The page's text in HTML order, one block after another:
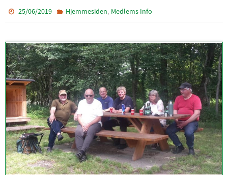
25/06/2019 Hjemmesiden, Medlems Info